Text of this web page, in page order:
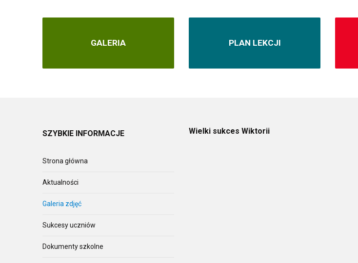
GALERIA PLAN LEKCJI
Wielki sukces Wiktorii
SZYBKIE INFORMACJE
Strona główna
Aktualności
Galeria zdjęć
Sukcesy uczniów
Dokumenty szkolne